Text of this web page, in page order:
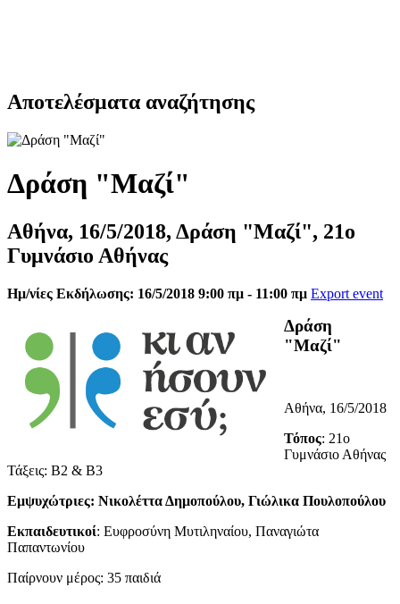
Αποτελέσματα αναζήτησης
Δράση "Μαζί"
Αθήνα, 16/5/2018, Δράση "Μαζί", 21ο
Γυμνάσιο Αθήνας
Ημ/νίες Εκδήλωσης: 16/5/2018 9:00 πμ - 11:00 πμ Export event
Δράση
"Μαζί"
Αθήνα, 16/5/2018
Τόπος: 21ο
Γυμνάσιο Αθήνας
Τάξεις: Β2 & Β3
Εμψυχώτριες: Νικολέττα Δημοπούλου, Γιώλικα Πουλοπούλου
Εκπαιδευτικοί: Ευφροσύνη Μυτιληναίου, Παναγιώτα
Παπαντωνίου
Παίρνουν μέρος: 35 παιδιά